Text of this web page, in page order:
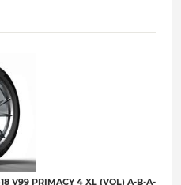
V99 PRIMACY 4 XL (VOL) A-B-A-68